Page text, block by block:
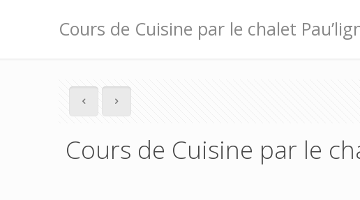
Cours de Cuisine par le chalet
Cours de Cuisine par le